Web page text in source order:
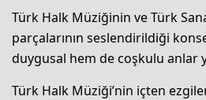
Türk Halk Müziğinin ve Türk
parçalarının seslendirildiği
duygusal hem de coşkulu anlar
Türk Halk Müziği’nin içten